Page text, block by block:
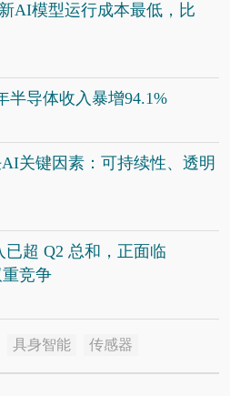
AI模型运行成本最低，比
半导体收入暴增94.1%
关键因素：可持续性、透明
已超 Q2 总和，正面临
竞争
具身智能 传感器